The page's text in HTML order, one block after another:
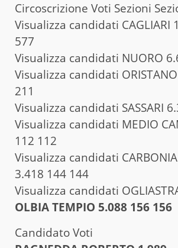
Circoscrizione Voti Sezioni
Visualizza candidati CAGLIARI
577
Visualizza candidati NUORO
Visualizza candidati
211
Visualizza candidati SASSARI
Visualizza candidati MEDIO
112 112
Visualizza candidati CARBONIA
3.418 144 144
Visualizza candidati
OLBIA TEMPIO 5.088 156 156
Candidato Voti